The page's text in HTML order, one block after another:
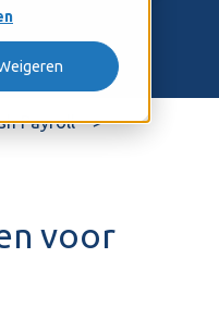
Payroll
voor